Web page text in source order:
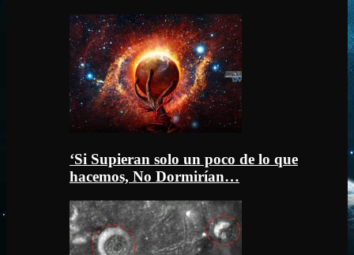
‘Si Supieran solo un poco de lo que
hacemos, No Dormirían…